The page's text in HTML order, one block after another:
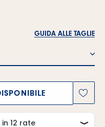
GUIDA ALLE TAGLIE